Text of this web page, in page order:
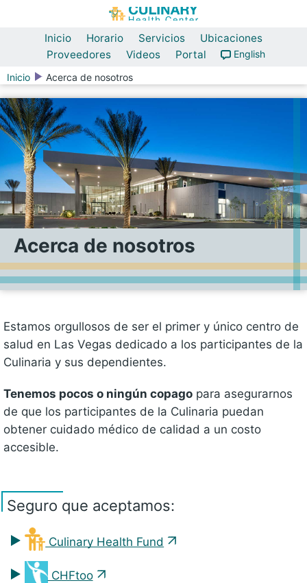
Inicio Horario Servicios
Ubicaciones
Proveedores
Videos Portal
English
Inicio
Acerca de nosotros
Acerca de nosotros
Estamos orgullosos de ser el primer y único centro de
salud en Las Vegas dedicado a los participantes de la
Culinaria y sus dependientes.
Tenemos pocos o ningún copago para asegurarnos
de que los participantes de la Culinaria puedan
obtener cuidado médico de calidad a un costo
accesible.
Seguro que aceptamos:
Culinary Health Fund
CHFtoo